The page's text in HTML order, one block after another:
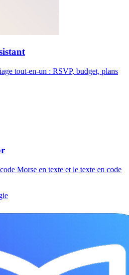
tout-en-un : RSVP, budget, plans
Morse en texte et le texte en code